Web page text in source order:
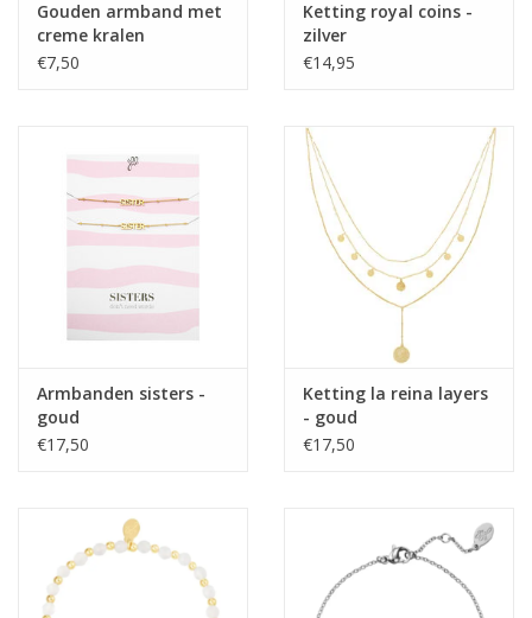
Gouden armband met
creme kralen
€7,50
Ketting royal coins -
zilver
€14,95
Armbanden sisters -
goud
€17,50
Ketting la reina layers
- goud
€17,50